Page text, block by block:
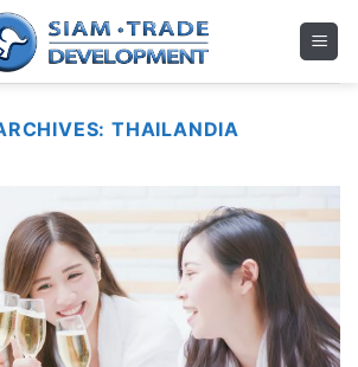
THAILANDIA